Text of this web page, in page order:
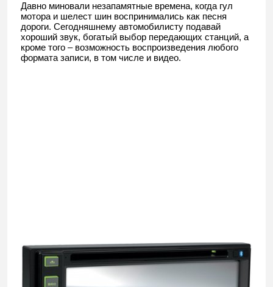
Давно миновали незапамятные времена, когда гул
мотора и шелест шин воспринимались как песня
дороги. Сегодняшнему автомобилисту подавай
хороший звук, богатый выбор передающих станций, а
кроме того – возможность воспроизведения любого
формата записи, в том числе и видео.